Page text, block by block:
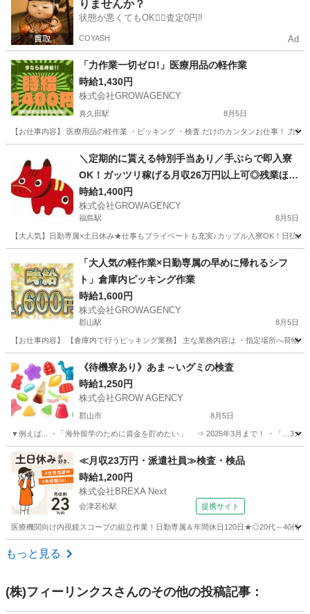
りませんか？
状態が悪くてもOK🙆‍♀️査定0円‼️
COYASH Ad
「力作業一切ゼロ!」医療用品の軽作業
時給1,430円
株式会社GROWAGENCY
喜久田駅 8月5日
【お仕事内容】 医療用品の軽作業 ・ピッキング ・検査 だけのカンタンお仕事！ 力
喜久田駅 工場 時給
＼定期的に貰える特別手当あり／手ぶらで即入寮
OK！ガッツリ稼げる月収26万円以上可◎残業ほぼ
ナシ♪
時給1,400円
株式会社GROWAGENCY
福島駅 8月5日
【大人気】日勤専属×土日休み★仕事もプライベートも充実♪カップル入寮OK！日払
福島駅 工場 カップル
「大人気の軽作業×日勤専属の早めに帰れるシフ
ト」倉庫内ピッキング作業
時給1,600円
株式会社GROWAGENCY
郡山駅 8月5日
【お仕事内容】 【倉庫内で行うピッキング業務】 主な業務内容は ・指定場所へ荷物
福島 郡山市 郡山駅 工場 時給
《待機寮あり》あま～いグミの検査
時給1,250円
株式会社GROW AGENCY
郡山市 8月5日
▼例えば... ・「海外留学のために資金を貯めたい」 ⇒ 2025年3月まで！ ・「…3
福島 郡山市 工場 グミ
≪月収23万円・派遣社員≫検査・検品
時給1,200円
株式会社BREXA Next
会津若松駅 提携サイト
医療機関向け内視鏡スコープの組立作業！日勤専属＆年間休日120日★◎20代～40代
福島 会津若松市
もっと見る
(株)フィーリンクスさんのその他の投稿記事：